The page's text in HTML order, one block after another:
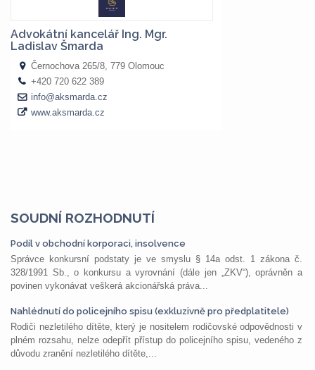
SOUDNÍ ROZHODNUTÍ
Podíl v obchodní korporaci, insolvence
Správce konkursní podstaty je ve smyslu § 14a odst. 1 zákona č.
328/1991 Sb., o konkursu a vyrovnání (dále jen „ZKV“), oprávněn a
povinen vykonávat veškerá akcionářská práva...
Nahlédnutí do policejního spisu (exkluzivně pro předplatitele)
Rodiči nezletilého dítěte, který je nositelem rodičovské odpovědnosti v
plném rozsahu, nelze odepřít přístup do policejního spisu, vedeného z
důvodu zranění nezletilého dítěte,...